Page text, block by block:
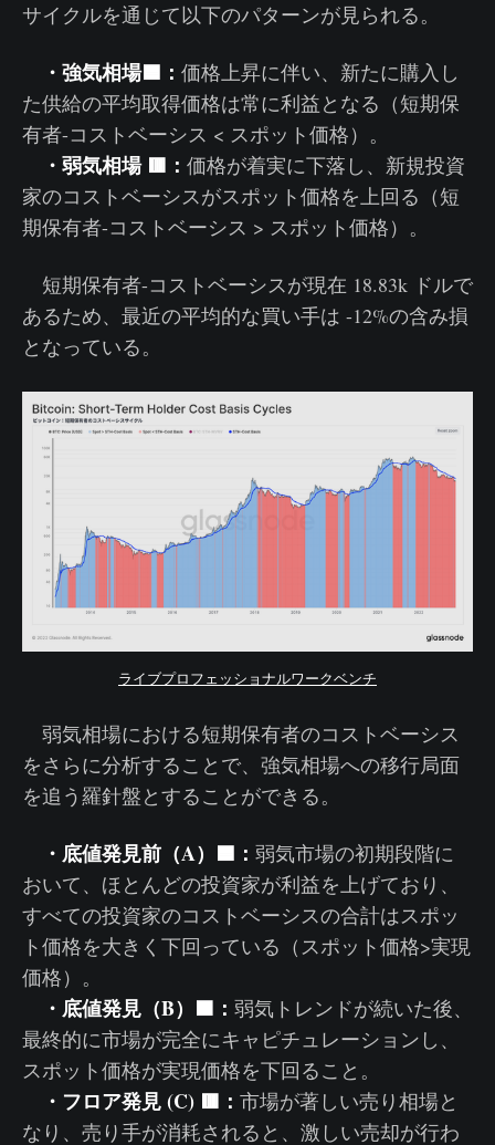
サイクルを通じて以下のパターンが見られる。
・強気相場🟦： 価格上昇に伴い、新たに購入し
た供給の平均取得価格は常に利益となる（短期保
有者-コストベーシス < スポット価格）。
・弱気相場 🟥： 価格が着実に下落し、新規投資
家のコストベーシスがスポット価格を上回る（短
期保有者-コストベーシス > スポット価格）。
短期保有者-コストベーシスが現在 18.83k ドルで
あるため、最近の平均的な買い手は -12%の含み損
となっている。
ライブプロフェッショナルワークベンチ
弱気相場における短期保有者のコストベーシス
をさらに分析することで、強気相場への移行局面
を追う羅針盤とすることができる。
・底値発見前（A）🟦： 弱気市場の初期段階に
おいて、ほとんどの投資家が利益を上げており、
すべての投資家のコストベーシスの合計はスポッ
ト価格を大きく下回っている（スポット価格>実現
価格）。
・底値発見（B）🟧： 弱気トレンドが続いた後、
最終的に市場が完全にキャピチュレーションし、
スポット価格が実現価格を下回ること。
・フロア発見 (C) 🟥： 市場が著しい売り相場と
なり、売り手が消耗されると、激しい売却が行わ